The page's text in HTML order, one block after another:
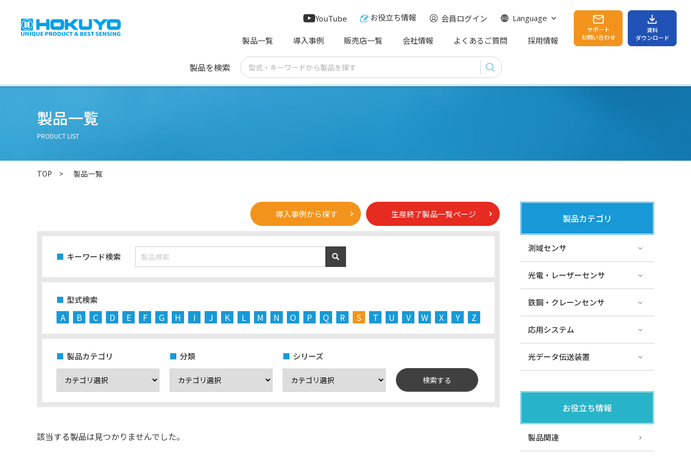
製品一覧 導入事例 販売店一覧 会社情報 よくあるご質問 採用情報
YouTube お役立ち情報 会員ログイン Language
サポート
お問い合わせ
資料
ダウンロード
製品を検索
製品一覧
PRODUCT LIST
TOP 製品一覧
導入事例から探す 生産終了製品一覧ページ
キーワード検索
型式検索
A B C D E F G H I J K L M N O P Q R S T U V W X Y Z
製品カテゴリ 分類 シリーズ
該当する製品は見つかりませんでした。
製品カテゴリ
測域センサ
光電・レーザーセンサ
鉄鋼・クレーンセンサ
応用システム
光データ伝送装置
お役立ち情報
製品関連